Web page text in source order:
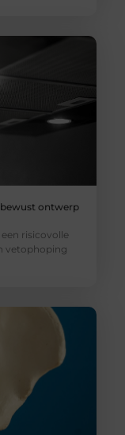
ontwerp
risicovolle
vetophoping